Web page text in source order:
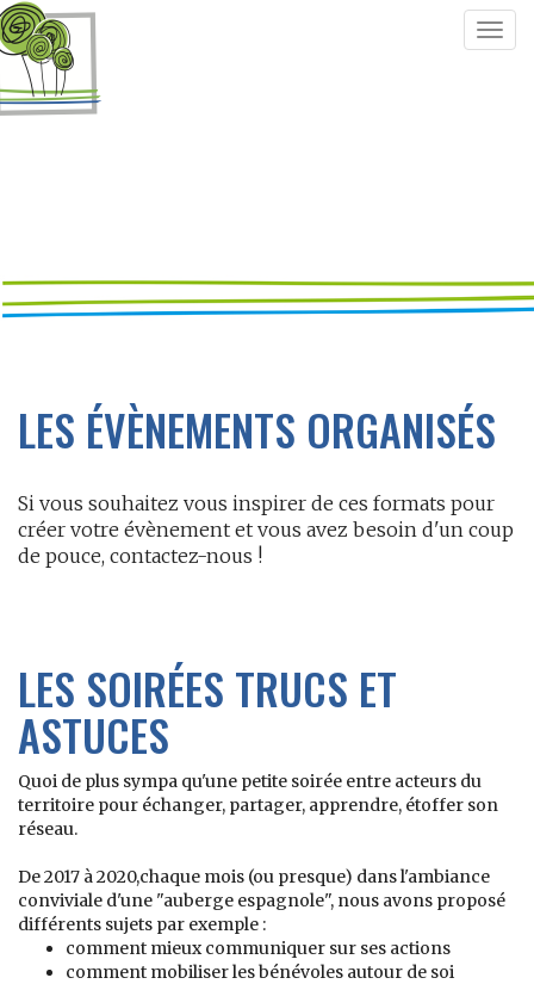
LES ÉVÈNEMENTS ORGANISÉS
Si vous souhaitez vous inspirer de ces formats pour
créer votre évènement et vous avez besoin d'un coup
de pouce, contactez-nous !
LES SOIRÉES TRUCS ET
ASTUCES
Quoi de plus sympa qu'une petite soirée entre acteurs du
territoire pour échanger, partager, apprendre, étoffer son
réseau.
De 2017 à 2020,chaque mois (ou presque) dans l'ambiance
conviviale d'une "auberge espagnole", nous avons proposé
différents sujets par exemple :
comment mieux communiquer sur ses actions
comment mobiliser les bénévoles autour de soi